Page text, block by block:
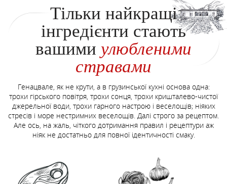
Тільки найкращі
інгредієнти стають
вашими улюбленими
стравами
Генацвале, як не крути, а в грузинської кухні основа одна:
трохи гірського повітря, трохи сонця, трохи кришталево-чистої
джерельної води, трохи гарного настрою і веселощів; ніяких
стресів і море нестримних веселощів. Далі строго за рецептом.
Але ось, на жаль, чіткого дотримання правил і рецептури аж
ніяк не достатньо для повної ідентичності смаку.